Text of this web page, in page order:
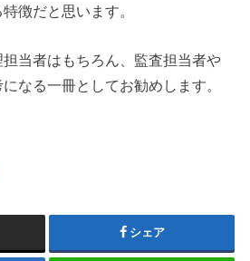
徴だと思います。
当者はもちろん、監査担当者や
なる一冊としてお勧めします。
シェア